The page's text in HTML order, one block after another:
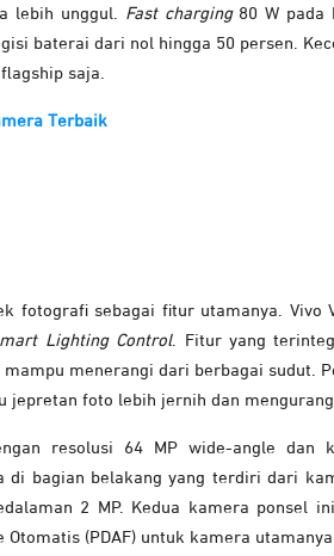
lebih unggul. Fast charging80 W pada
baterai dari nol hingga 50 persen.
saja.
Terbaik
fotografi sebagai fitur utamanya. Vivo
Lighting Control. Fitur yang
menerangi dari berbagai sudut.
jepretan foto lebih jernih dan
resolusi 64 MP wide-angle dan
di bagian belakang yang terdiri dari
2 MP. Kedua kamera ponsel
(PDAF) untuk kamera utamanya.